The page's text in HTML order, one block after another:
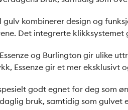
gulv kombinerer design og
Det integrerte
og Burlington gir ulike
Essenze gir et mer eksklusivt
godt egnet for deg som
bruk, samtidig som